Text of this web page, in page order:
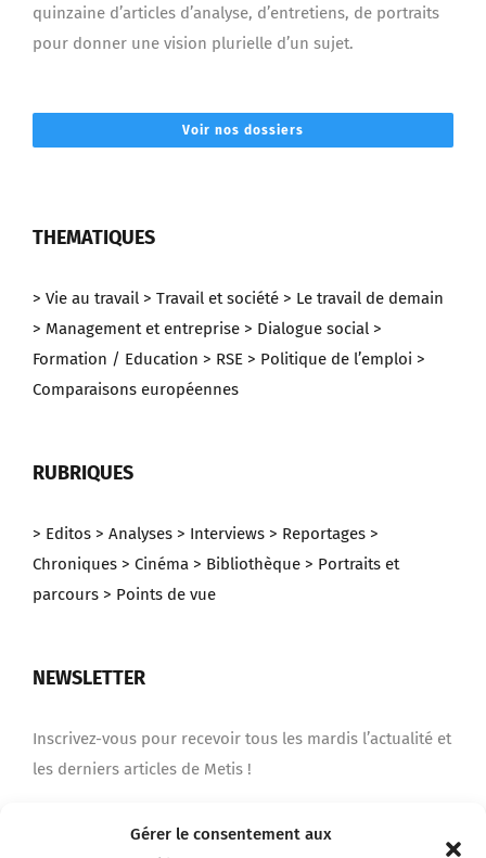
Gérer le consentement aux
quinzaine d’articles d’analyse, d’entretiens, de portraits
pour donner une vision plurielle d’un sujet.
Voir nos dossiers
THEMATIQUES
> Vie au travail > Travail et société > Le travail de demain
> Management et entreprise > Dialogue social >
Formation / Education > RSE > Politique de l’emploi >
Comparaisons européennes
RUBRIQUES
> Editos > Analyses > Interviews > Reportages >
Chroniques > Cinéma > Bibliothèque > Portraits et
parcours > Points de vue
NEWSLETTER
Inscrivez-vous pour recevoir tous les mardis l’actualité et
les derniers articles de Metis !